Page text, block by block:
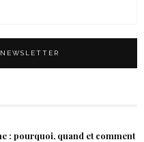
: pourquoi, quand et comment